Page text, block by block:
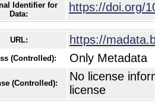
Identifier for
Data:
https://doi.org/
URL: https://
(Controlled): Only Metadata
(Controlled):
No license
license